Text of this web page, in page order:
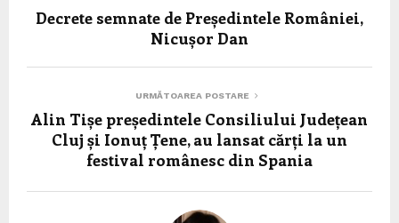
Decrete semnate de Președintele României,
Nicușor Dan
URMĂTOAREA POSTARE
Alin Tișe președintele Consiliului Județean
Cluj și Ionuț Țene, au lansat cărți la un
festival românesc din Spania